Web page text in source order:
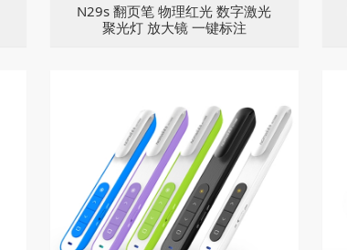
N29s 翻页笔 物理红光 数字激光
聚光灯 放大镜 一键标注